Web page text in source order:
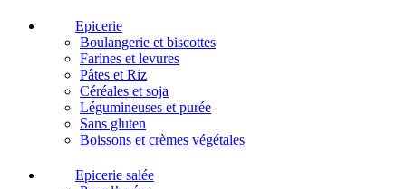
Epicerie
Boulangerie et biscottes
Farines et levures
Pâtes et Riz
Céréales et soja
Légumineuses et purée
Sans gluten
Boissons et crèmes végétales
Epicerie salée